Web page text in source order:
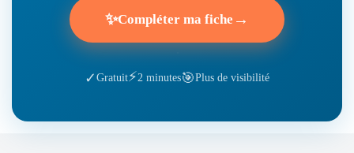
✨Compléter ma fiche →
✓ Gratuit⚡2 minutes🎯Plus de visibilité